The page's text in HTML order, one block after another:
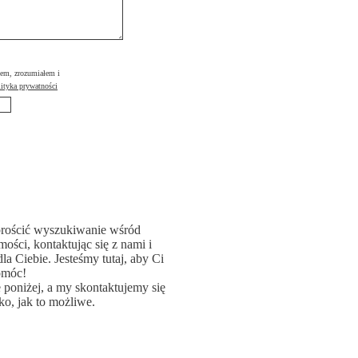
zrozumiałem i
prywatności
wyszukiwanie wśród
kontaktując się z nami i
Ciebie. Jesteśmy tutaj, aby Ci
a my skontaktujemy się
jak to możliwe.